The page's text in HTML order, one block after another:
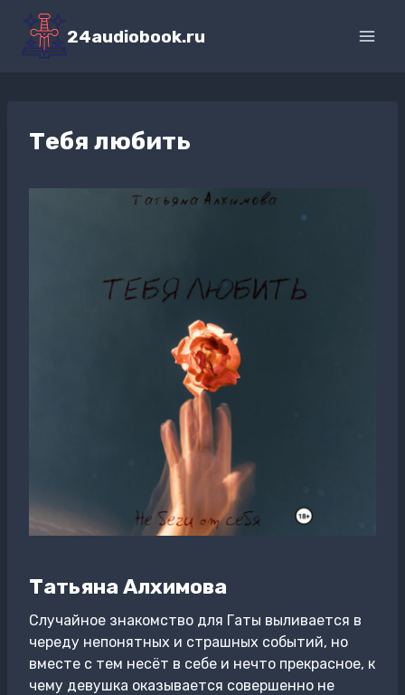
Перейти
содержимому
24audiobook.ru
Тебя любить
Татьяна Алхимова
Случайное знакомство для Гаты выливается в
череду непонятных и страшных событий, но
вместе с тем несёт в себе и нечто прекрасное, к
чему девушка оказывается совершенно не